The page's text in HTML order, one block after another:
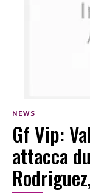
NEWS
Gf Vip:
attacca